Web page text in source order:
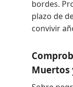
bordes.
plazo de
convivir
Muertos